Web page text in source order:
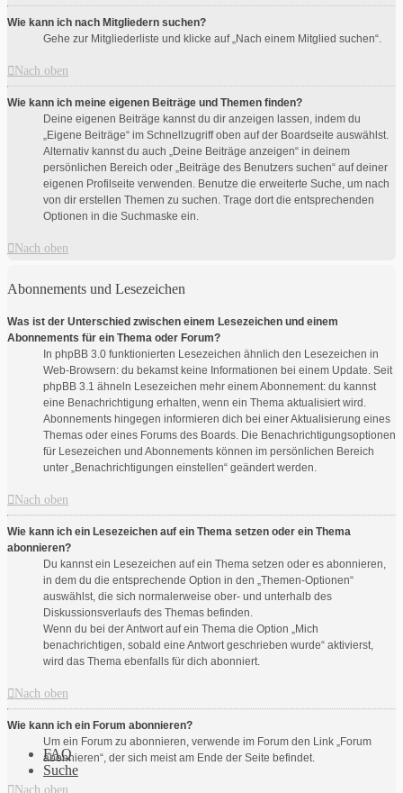
FAQ
Suche
Wie kann ich nach Mitgliedern suchen?
Gehe zur Mitgliederliste und klicke auf „Nach einem Mitglied suchen“.
Nach oben
Wie kann ich meine eigenen Beiträge und Themen finden?
Deine eigenen Beiträge kannst du dir anzeigen lassen, indem du
„Eigene Beiträge“ im Schnellzugriff oben auf der Boardseite auswählst.
Alternativ kannst du auch „Deine Beiträge anzeigen“ in deinem
persönlichen Bereich oder „Beiträge des Benutzers suchen“ auf deiner
eigenen Profilseite verwenden. Benutze die erweiterte Suche, um nach
von dir erstellen Themen zu suchen. Trage dort die entsprechenden
Optionen in die Suchmaske ein.
Nach oben
Abonnements und Lesezeichen
Was ist der Unterschied zwischen einem Lesezeichen und einem
Abonnements für ein Thema oder Forum?
In phpBB 3.0 funktionierten Lesezeichen ähnlich den Lesezeichen in
Web-Browsern: du bekamst keine Informationen bei einem Update. Seit
phpBB 3.1 ähneln Lesezeichen mehr einem Abonnement: du kannst
eine Benachrichtigung erhalten, wenn ein Thema aktualisiert wird.
Abonnements hingegen informieren dich bei einer Aktualisierung eines
Themas oder eines Forums des Boards. Die Benachrichtigungsoptionen
für Lesezeichen und Abonnements können im persönlichen Bereich
unter „Benachrichtigungen einstellen“ geändert werden.
Nach oben
Wie kann ich ein Lesezeichen auf ein Thema setzen oder ein Thema
abonnieren?
Du kannst ein Lesezeichen auf ein Thema setzen oder es abonnieren,
in dem du die entsprechende Option in den „Themen-Optionen“
auswählst, die sich normalerweise ober- und unterhalb des
Diskussionsverlaufs des Themas befinden.
Wenn du bei der Antwort auf ein Thema die Option „Mich
benachrichtigen, sobald eine Antwort geschrieben wurde“ aktivierst,
wird das Thema ebenfalls für dich abonniert.
Nach oben
Wie kann ich ein Forum abonnieren?
Um ein Forum zu abonnieren, verwende im Forum den Link „Forum
abonnieren“, der sich meist am Ende der Seite befindet.
Nach oben